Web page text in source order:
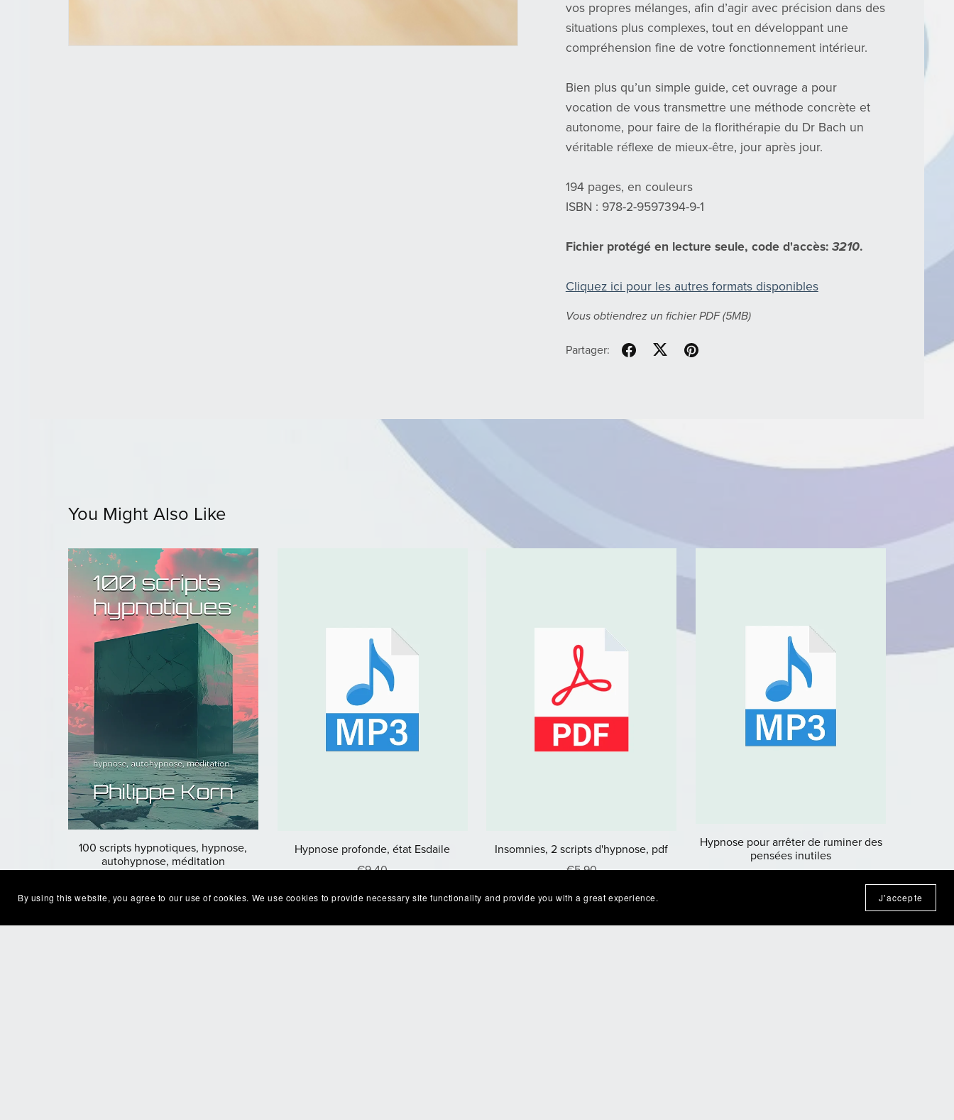
vos propres mélanges, afin d’agir avec précision dans des
situations plus complexes, tout en développant une
compréhension fine de votre fonctionnement intérieur.
Bien plus qu’un simple guide, cet ouvrage a pour
vocation de vous transmettre une méthode concrète et
autonome, pour faire de la florithérapie du Dr Bach un
véritable réflexe de mieux-être, jour après jour.
194 pages, en couleurs
ISBN : 978-2-9597394-9-1
Fichier protégé en lecture seule, code d'accès: 3210.
Cliquez ici pour les autres formats disponibles
Vous obtiendrez un fichier PDF(5MB)
Partager:
You Might Also Like
100 scripts hypnotiques, hypnose,
autohypnose, méditation
Hypnose profonde, état Esdaile
€9.40
Insomnies, 2 scripts d'hypnose, pdf
€5.90
Hypnose pour arrêter de ruminer des
pensées inutiles
By using this website, you agree to our use of cookies. We use cookies to provide necessary site functionality and provide you with a great experience. J'accepte